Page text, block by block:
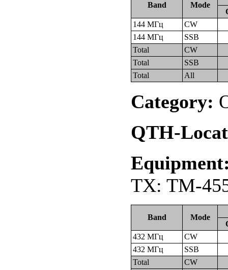
Band Mode
144 МГц
CW
144 МГц
SSB
Total
CW
Total
SSB
Total
All
Category:
QTH-
TX: TM-
Band Mode
432 МГц
CW
432 МГц
SSB
Total
CW